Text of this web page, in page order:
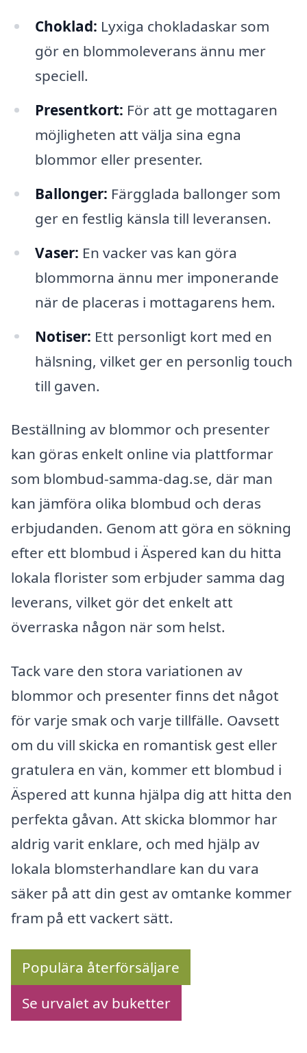
Choklad: Lyxiga chokladaskar som
gör en blommoleverans ännu mer
speciell.
Presentkort: För att ge mottagaren
möjligheten att välja sina egna
blommor eller presenter.
Ballonger: Färgglada ballonger som
ger en festlig känsla till leveransen.
Vaser: En vacker vas kan göra
blommorna ännu mer imponerande
när de placeras i mottagarens hem.
Notiser: Ett personligt kort med en
hälsning, vilket ger en personlig touch
till gaven.
Beställning av blommor och presenter
kan göras enkelt online via plattformar
som blombud-samma-dag.se, där man
kan jämföra olika blombud och deras
erbjudanden. Genom att göra en sökning
efter ett blombud i Äspered kan du hitta
lokala florister som erbjuder samma dag
leverans, vilket gör det enkelt att
överraska någon när som helst.
Tack vare den stora variationen av
blommor och presenter finns det något
för varje smak och varje tillfälle. Oavsett
om du vill skicka en romantisk gest eller
gratulera en vän, kommer ett blombud i
Äspered att kunna hjälpa dig att hitta den
perfekta gåvan. Att skicka blommor har
aldrig varit enklare, och med hjälp av
lokala blomsterhandlare kan du vara
säker på att din gest av omtanke kommer
fram på ett vackert sätt.
Populära återförsäljare
Se urvalet av buketter